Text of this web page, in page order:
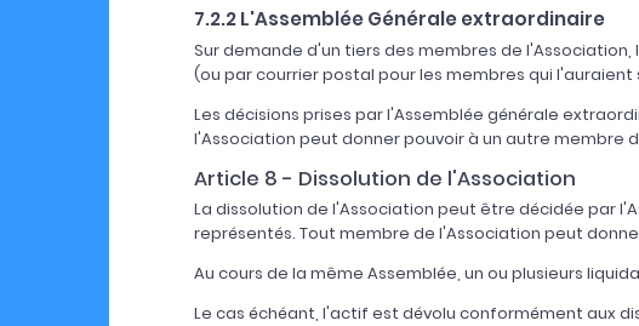
7.2.2 L'Assemblée Générale extraordinaire
Sur demande d'un tiers des membres de
(ou par courrier postal pour les membres qui l'auraient
Les décisions prises par l'Assemblée générale
l'Association peut donner pouvoir à un autre membre
Article 8 - Dissolution de l'Association
La dissolution de l'Association peut être décidée par
représentés. Tout membre de l'Association peut
Au cours de la même Assemblée, un ou plusieurs
Le cas échéant, l'actif est dévolu conformément aux